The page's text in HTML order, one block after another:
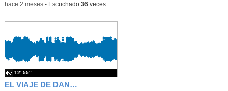
-hace 2 meses- Escuchado 36veces
EL VIAJE DE DANIEL INFANTIL 4 AÑOS
12′ 55″